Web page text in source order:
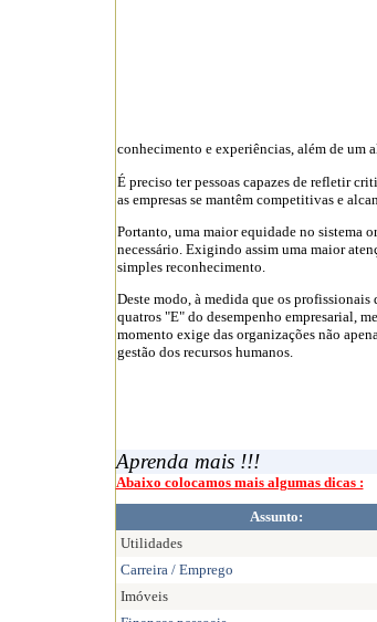
conhecimento e experiências, além de um
É preciso ter pessoas capazes de refletir
as empresas se mantêm competitivas e
Portanto, uma maior equidade no sistema
necessário. Exigindo assim uma maior
simples reconhecimento.
Deste modo, à medida que os profissionais
quatros "E" do desempenho empresarial,
momento exige das organizações não
gestão dos recursos humanos.
Aprenda mais !!!
Abaixo colocamos mais algumas dicas :
Assunto:
Utilidades
Carreira / Emprego
Imóveis